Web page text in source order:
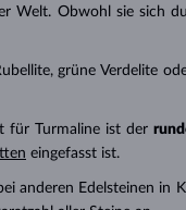
Welt. Obwohl sie sich
grüne Verdelite
für Turmaline ist der
eingefasst ist.
anderen Edelsteinen in